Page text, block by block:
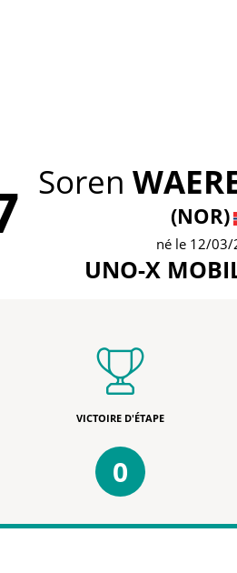
Soren
(NOR)
né le 12/03/
UNO-X
VICTOIRE D'ÉTAPE
0